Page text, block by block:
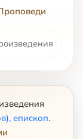
епископ.